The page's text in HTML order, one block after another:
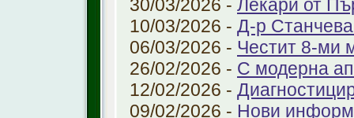
30/03/2026 - Лекари от
10/03/2026 - Д-р
06/03/2026 - Честит 8-ми
26/02/2026 - С модерна
12/02/2026 -
09/02/2026 - Нови